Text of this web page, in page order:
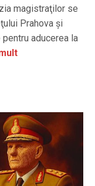
magistraţilor se
Prahova şi
aducerea la